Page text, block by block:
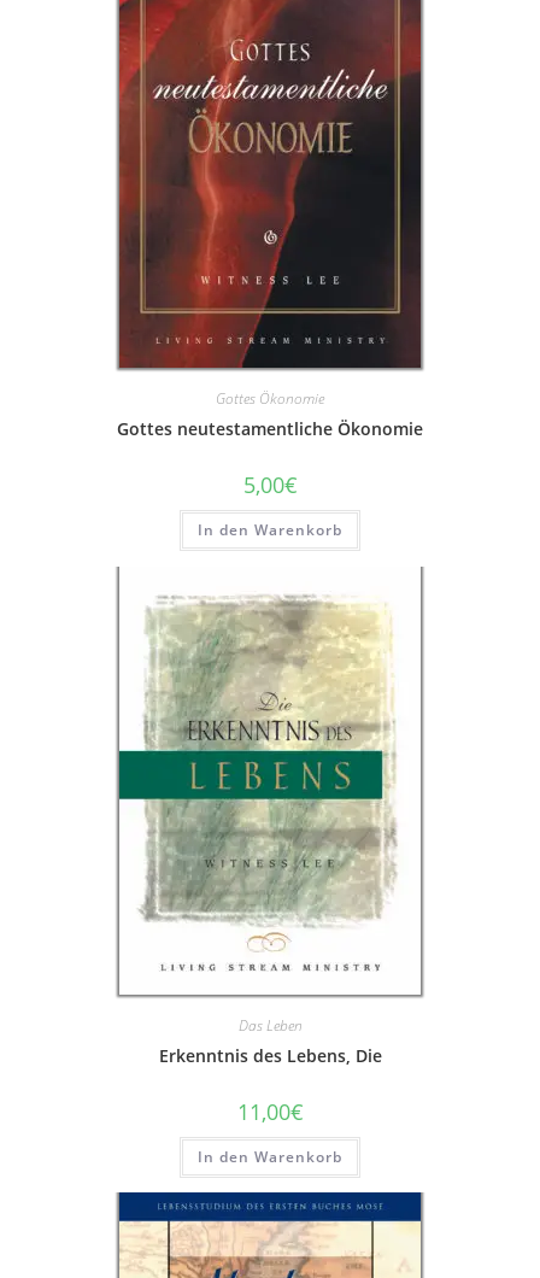
Gottes Ökonomie
Gottes neutestamentliche Ökonomie
5,00€
In den Warenkorb
Das Leben
Erkenntnis des Lebens, Die
11,00€
In den Warenkorb